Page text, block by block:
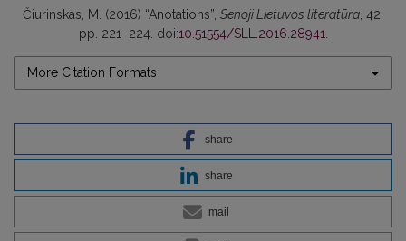
Čiurinskas, M. (2016) “Anotations”, Senoji Lietuvos literatūra, 42,
pp. 221–224. doi:10.51554/SLL.2016.28941.
More Citation Formats
share
share
mail